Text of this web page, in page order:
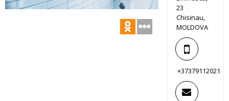
23
Chisinau,
MOLDOVA
+37379112021